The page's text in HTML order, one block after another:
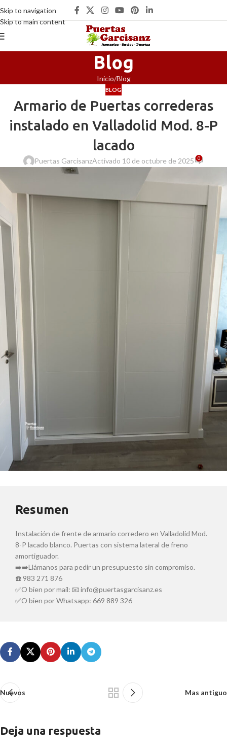
Skip to navigation
Skip to main content
Blog
Inicio Blog
BLOG
Armario de Puertas correderas
instalado en Valladolid Mod. 8-P
lacado
Puertas GarcisanzActivado 10 de octubre de 2025 0
Resumen
Instalación de frente de armario corredero en Valladolid Mod.
8-P lacado blanco. Puertas con sistema lateral de freno
amortiguador.
➡️➡️Llámanos para pedir un presupuesto sin compromiso.
☎️ 983 271 876
✅O bien por mail: 📧 info@puertasgarcisanz.es
✅O bien por Whatsapp: 669 889 326
Nuevos Mas antiguo
Deja una respuesta